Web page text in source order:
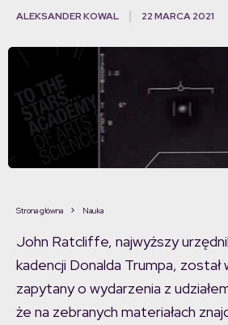
ALEKSANDER KOWAL 22 MARCA 2021
Strona główna Nauka
John Ratcliffe, najwyższy
kadencji Donalda Trumpa, został
zapytany o wydarzenia z
że na zebranych materiałach